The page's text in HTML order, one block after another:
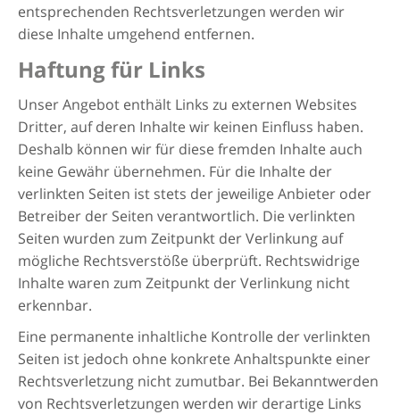
entsprechenden Rechtsverletzungen werden wir
diese Inhalte umgehend entfernen.
Haftung für Links
Unser Angebot enthält Links zu externen Websites
Dritter, auf deren Inhalte wir keinen Einfluss haben.
Deshalb können wir für diese fremden Inhalte auch
keine Gewähr übernehmen. Für die Inhalte der
verlinkten Seiten ist stets der jeweilige Anbieter oder
Betreiber der Seiten verantwortlich. Die verlinkten
Seiten wurden zum Zeitpunkt der Verlinkung auf
mögliche Rechtsverstöße überprüft. Rechtswidrige
Inhalte waren zum Zeitpunkt der Verlinkung nicht
erkennbar.
Eine permanente inhaltliche Kontrolle der verlinkten
Seiten ist jedoch ohne konkrete Anhaltspunkte einer
Rechtsverletzung nicht zumutbar. Bei Bekanntwerden
von Rechtsverletzungen werden wir derartige Links